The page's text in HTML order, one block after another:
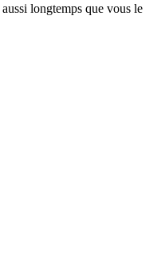
longtemps que vous le